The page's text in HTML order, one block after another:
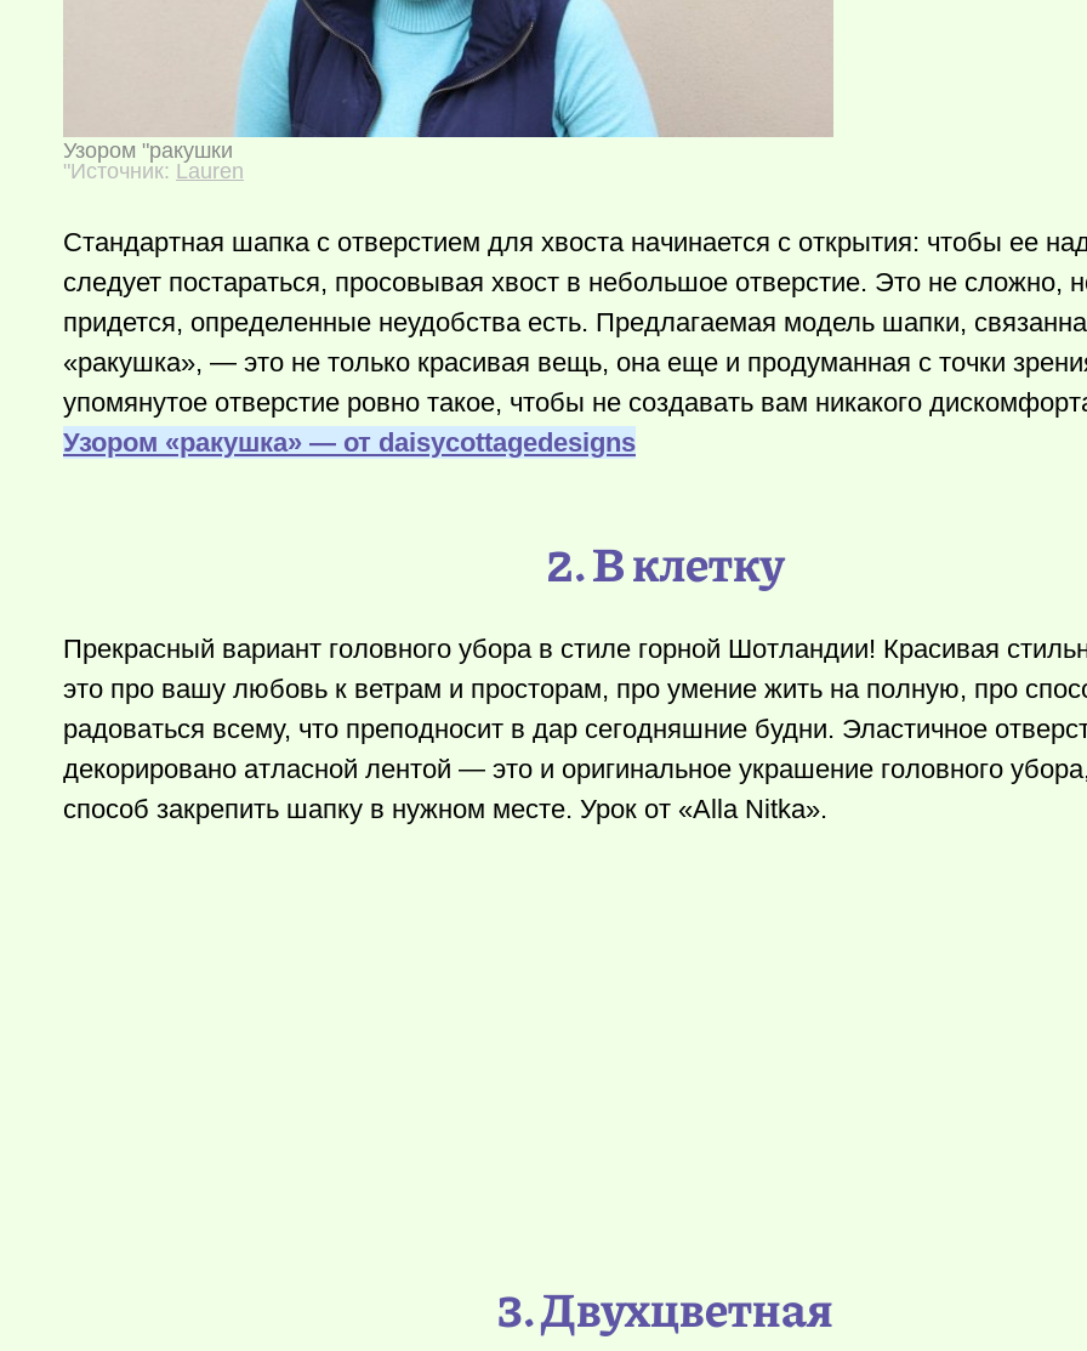
Узором "ракушки
"Источник: Lauren
Стандартная шапка с отверстием для хвоста начинается с открытия: чтобы ее
следует постараться, просовывая хвост в небольшое отверстие. Это не сложно,
придется, определенные неудобства есть. Предлагаемая модель шапки,
«ракушка», — это не только красивая вещь, она еще и продуманная с точки
упомянутое отверстие ровно такое, чтобы не создавать вам никакого
Узором «ракушка» — от daisycottagedesigns
2. В клетку
Прекрасный вариант головного убора в стиле горной Шотландии! Красивая
это про вашу любовь к ветрам и просторам, про умение жить на полную, про
радоваться всему, что преподносит в дар сегодняшние будни. Эластичное
декорировано атласной лентой — это и оригинальное украшение головного
способ закрепить шапку в нужном месте. Урок от «Alla Nitka».
3. Двухцветная